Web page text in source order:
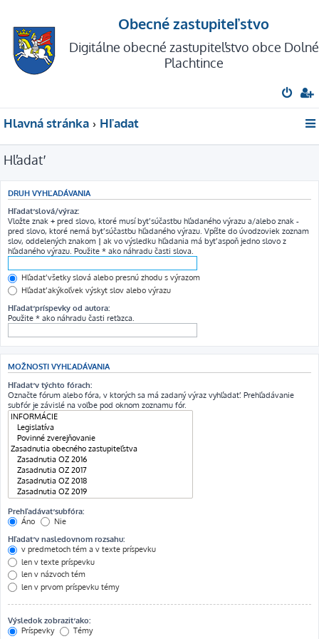
Obecné zastupiteľstvo
Digitálne obecné zastupiteľstvo obce Dolné
Plachtince
Hlavná stránka Hľadať
Hľadať
DRUH VYHĽADÁVANIA
Hľadať slová/výraz:
Vložte znak + pred slovo, ktoré musí byť súčasťou hľadaného výrazu a/alebo znak -
pred slovo, ktoré nemá byť súčasťou hľadaného výrazu. Vpíšte do úvodzoviek zoznam
slov, oddelených znakom | ak vo výsledku hľadania má byť aspoň jedno slovo z
hľadaného výrazu. Použite * ako náhradu časti slova.
Hľadať všetky slová alebo presnú zhodu s výrazom
Hľadať akýkoľvek výskyt slov alebo výrazu
Hľadať príspevky od autora:
Použite * ako náhradu časti reťazca.
MOŽNOSTI VYHĽADÁVANIA
Hľadať v týchto fórach:
Označte fórum alebo fóra, v ktorých sa má zadaný výraz vyhľadať. Prehľadávanie
subfór je závislé na voľbe pod oknom zoznamu fór.
Prehľadávať subfóra:
Áno
Nie
Hľadať v nasledovnom rozsahu:
v predmetoch tém a v texte príspevku
len v texte príspevku
len v názvoch tém
len v prvom príspevku témy
Výsledok zobraziť ako:
Príspevky
Témy